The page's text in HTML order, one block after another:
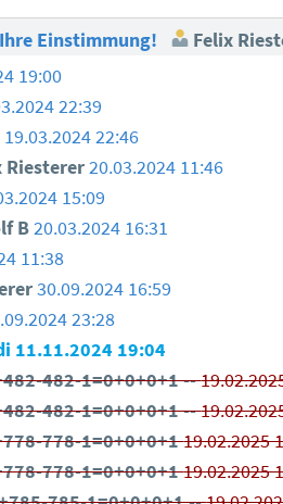
Einstimmung! Felix
19:00
22:39
19.03.2024 22:46
20.03.2024 11:46
15:09
B20.03.2024 16:31
11:38
30.09.2024 16:59
23:28
11.11.2024 19:04
482-1=0+0+0+1 --
482-1=0+0+0+1 --
778-1=0+0+0+119.02.2025
778-1=0+0+0+119.02.2025